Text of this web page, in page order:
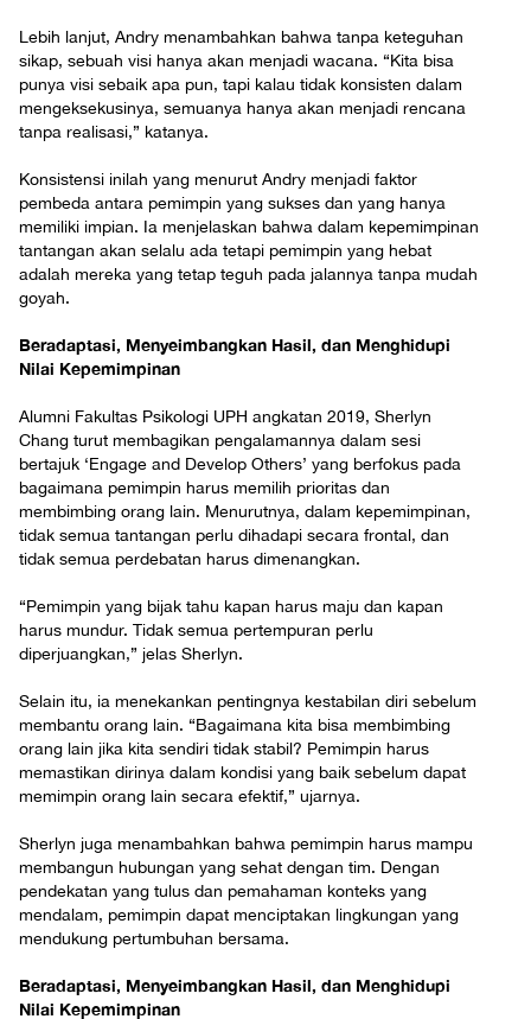
Lebih lanjut, Andry menambahkan bahwa tanpa keteguhan
sikap, sebuah visi hanya akan menjadi wacana. “Kita bisa
punya visi sebaik apa pun, tapi kalau tidak konsisten dalam
mengeksekusinya, semuanya hanya akan menjadi rencana
tanpa realisasi,” katanya.
Konsistensi inilah yang menurut Andry menjadi faktor
pembeda antara pemimpin yang sukses dan yang hanya
memiliki impian. Ia menjelaskan bahwa dalam kepemimpinan
tantangan akan selalu ada tetapi pemimpin yang hebat
adalah mereka yang tetap teguh pada jalannya tanpa mudah
goyah.
Beradaptasi, Menyeimbangkan Hasil, dan Menghidupi
Nilai Kepemimpinan
Alumni Fakultas Psikologi UPH angkatan 2019, Sherlyn
Chang turut membagikan pengalamannya dalam sesi
bertajuk ‘Engage and Develop Others’ yang berfokus pada
bagaimana pemimpin harus memilih prioritas dan
membimbing orang lain. Menurutnya, dalam kepemimpinan,
tidak semua tantangan perlu dihadapi secara frontal, dan
tidak semua perdebatan harus dimenangkan.
“Pemimpin yang bijak tahu kapan harus maju dan kapan
harus mundur. Tidak semua pertempuran perlu
diperjuangkan,” jelas Sherlyn.
Selain itu, ia menekankan pentingnya kestabilan diri sebelum
membantu orang lain. “Bagaimana kita bisa membimbing
orang lain jika kita sendiri tidak stabil? Pemimpin harus
memastikan dirinya dalam kondisi yang baik sebelum dapat
memimpin orang lain secara efektif,” ujarnya.
Sherlyn juga menambahkan bahwa pemimpin harus mampu
membangun hubungan yang sehat dengan tim. Dengan
pendekatan yang tulus dan pemahaman konteks yang
mendalam, pemimpin dapat menciptakan lingkungan yang
mendukung pertumbuhan bersama.
Beradaptasi, Menyeimbangkan Hasil, dan Menghidupi
Nilai Kepemimpinan